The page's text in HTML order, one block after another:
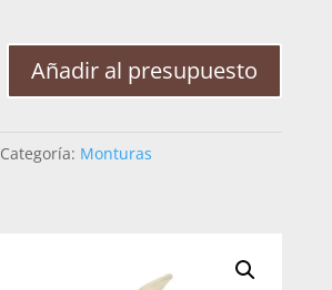
Añadir al presupuesto
Categoría: Monturas